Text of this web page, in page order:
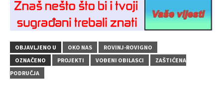
OBJAVLJENO U OKO NAS
ROVINJ-ROVIGNO
OZNAČENO
PROJEKTI VOĐENI OBILASCI
ZAŠTIĆENA
PODRUČJA